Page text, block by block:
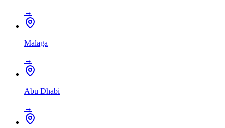
→
Malaga
→
Abu Dhabi
→